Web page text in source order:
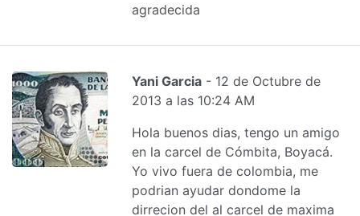
agradecida
Yani Garcia - 12 de Octubre de
2013 a las 10:24 AM
Hola buenos dias, tengo un amigo
en la carcel de Cómbita, Boyacá.
Yo vivo fuera de colombia, me
podrian ayudar dondome la
dirrecion del al carcel de maxima